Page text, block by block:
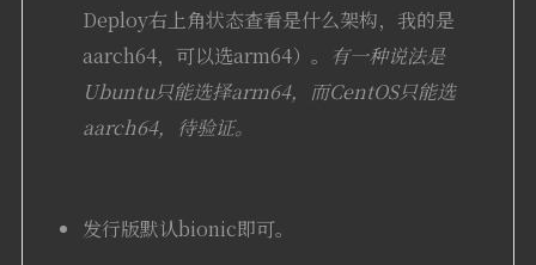
Deploy右上角状态查看是什么架构，我的是
aarch64，可以选arm64）。 有一种说法是
Ubuntu只能选择arm64，而CentOS只能选
aarch64，待验证。
发行版默认bionic即可。